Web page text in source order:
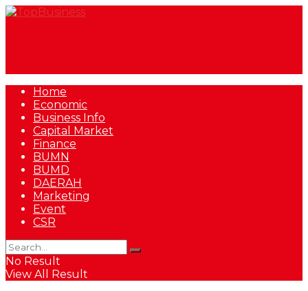
Home
Economic
Business Info
Capital Market
Finance
BUMN
BUMD
DAERAH
Marketing
Event
CSR
No Result
View All Result